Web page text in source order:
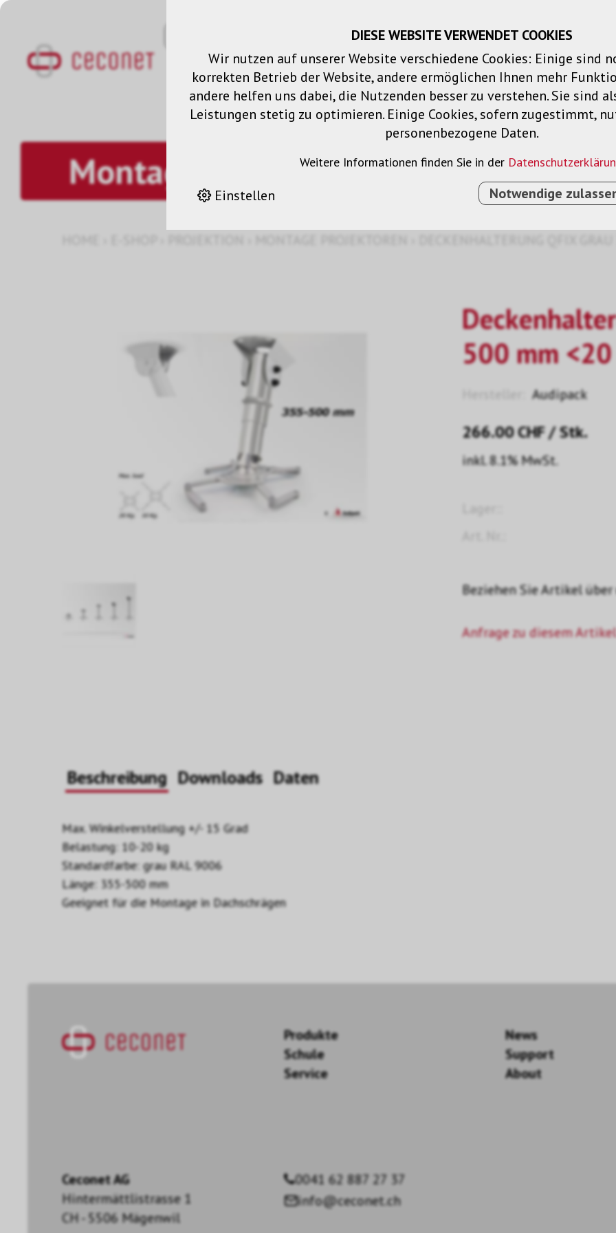
Warenkorb Merklisten Login
Produkte Lösungen
Montage Projektoren
500 mm
Audipack
266.00CHF/ Stk.
inkl. 8.1% MwSt.
Beziehen Sie Artikel
Anfrage zu diesem
Beschreibung Downloads Daten
Max. Winkelverstellung +/- 15 Grad
Belastung: 10-20 kg
Standardfarbe: grau RAL 9006
Länge: 355-500 mm
Geeignet für die Montage in Dachschrägen
Produkte
Schule
Service
News
Support
About
Ceconet AG
Hintermättlistrasse 1
CH - 5506 Mägenwil
0041 62 887 27 37
info@ceconet.ch
DIESE WEBSITE VERWENDET COOKIES
Wir nutzen auf unserer Website verschiedene Cookies: Einige sind
korrekten Betrieb der Website, andere ermöglichen Ihnen mehr
andere helfen uns dabei, die Nutzenden besser zu verstehen. Sie sind
Leistungen stetig zu optimieren. Einige Cookies, sofern zugestimmt,
personenbezogene Daten.
Weitere Informationen finden Sie in der
Einstellen Notwendige